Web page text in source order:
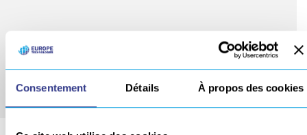
Consentement Détails À propos des cookies
Sites (en France et à l'international)